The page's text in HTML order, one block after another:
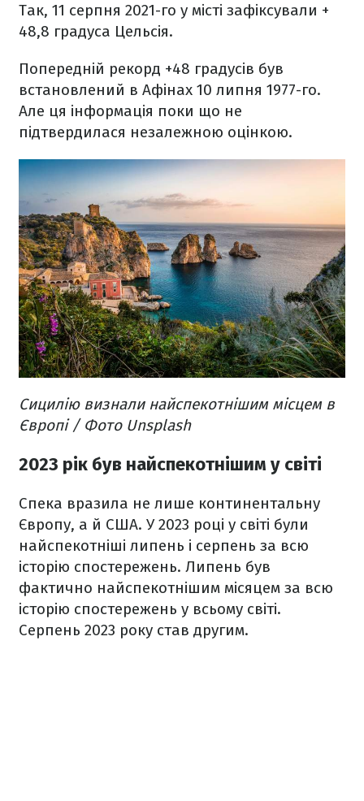
Так, 11 серпня 2021-го у місті зафіксували +
48,8 градуса Цельсія.
Попередній рекорд +48 градусів був
встановлений в Афінах 10 липня 1977-го.
Але ця інформація поки що не
підтвердилася незалежною оцінкою.
Сицилію визнали найспекотнішим місцем в
Європі / Фото Unsplash
2023 рік був найспекотнішим у світі
Спека вразила не лише континентальну
Європу, а й США. У 2023 році у світі були
найспекотніші липень і серпень за всю
історію спостережень. Липень був
фактично найспекотнішим місяцем за всю
історію спостережень у всьому світі.
Серпень 2023 року став другим.